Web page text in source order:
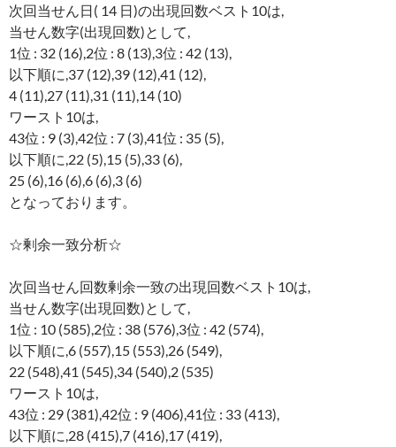
次回当せん日( 14 日)の出現回数ベスト10は,
当せん数字(出現回数)として,
1位 : 32 (16),2位 : 8 (13),3位 : 42 (13),
以下順に,37 (12),39 (12),41 (12),
4 (11),27 (11),31 (11),14 (10)
ワースト10は,
43位 : 9 (3),42位 : 7 (3),41位 : 35 (5),
以下順に,22 (5),15 (5),33 (6),
25 (6),16 (6),6 (6),3 (6)
となっております。
☆剰余一致分析☆
次回当せん回数剰余一致の出現回数ベスト10は,
当せん数字(出現回数)として,
1位 : 10 (585),2位 : 38 (576),3位 : 42 (574),
以下順に,6 (557),15 (553),26 (549),
22 (548),41 (545),34 (540),2 (535)
ワースト10は,
43位 : 29 (381),42位 : 9 (406),41位 : 33 (413),
以下順に,28 (415),7 (416),17 (419),